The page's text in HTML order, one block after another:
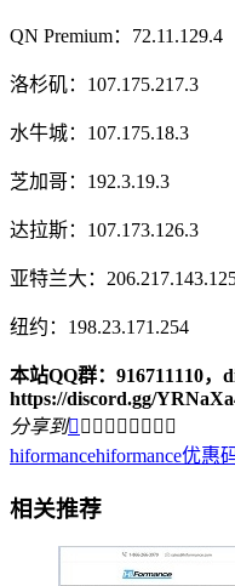
QN Premium：72.11.129.4
洛杉矶：107.175.217.3
水牛城：107.175.18.3
芝加哥：192.3.19.3
达拉斯：107.173.126.3
亚特兰大：
纽约：198.23.171.254
本站QQ群：916711110，
https://discord.gg/
分享到        
hiformancehiformance优惠
相关推荐